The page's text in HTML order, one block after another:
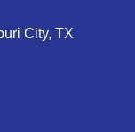
City, TX